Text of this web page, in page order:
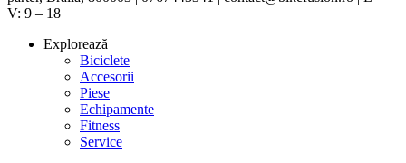
V: 9 – 18
Explorează
Biciclete
Accesorii
Piese
Echipamente
Fitness
Service